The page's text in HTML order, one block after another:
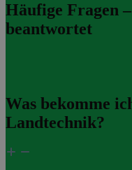
Häufige Fragen
beantwortet
Was bekomme
Landtechnik?